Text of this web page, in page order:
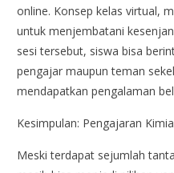
online. Konsep kelas virtual,
untuk menjembatani
sesi tersebut, siswa bisa
pengajar maupun teman
mendapatkan pengalaman
Kesimpulan: Pengajaran
Meski terdapat sejumlah